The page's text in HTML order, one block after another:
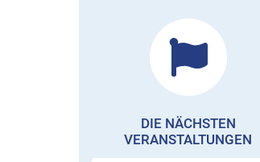
DIE NÄCHSTEN
VERANSTALTUNGEN